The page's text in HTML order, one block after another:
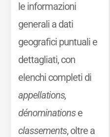
le informazioni
generali a dati
geografici puntuali e
dettagliati, con
elenchi completi di
appellations,
dénominationse
classements, oltre a